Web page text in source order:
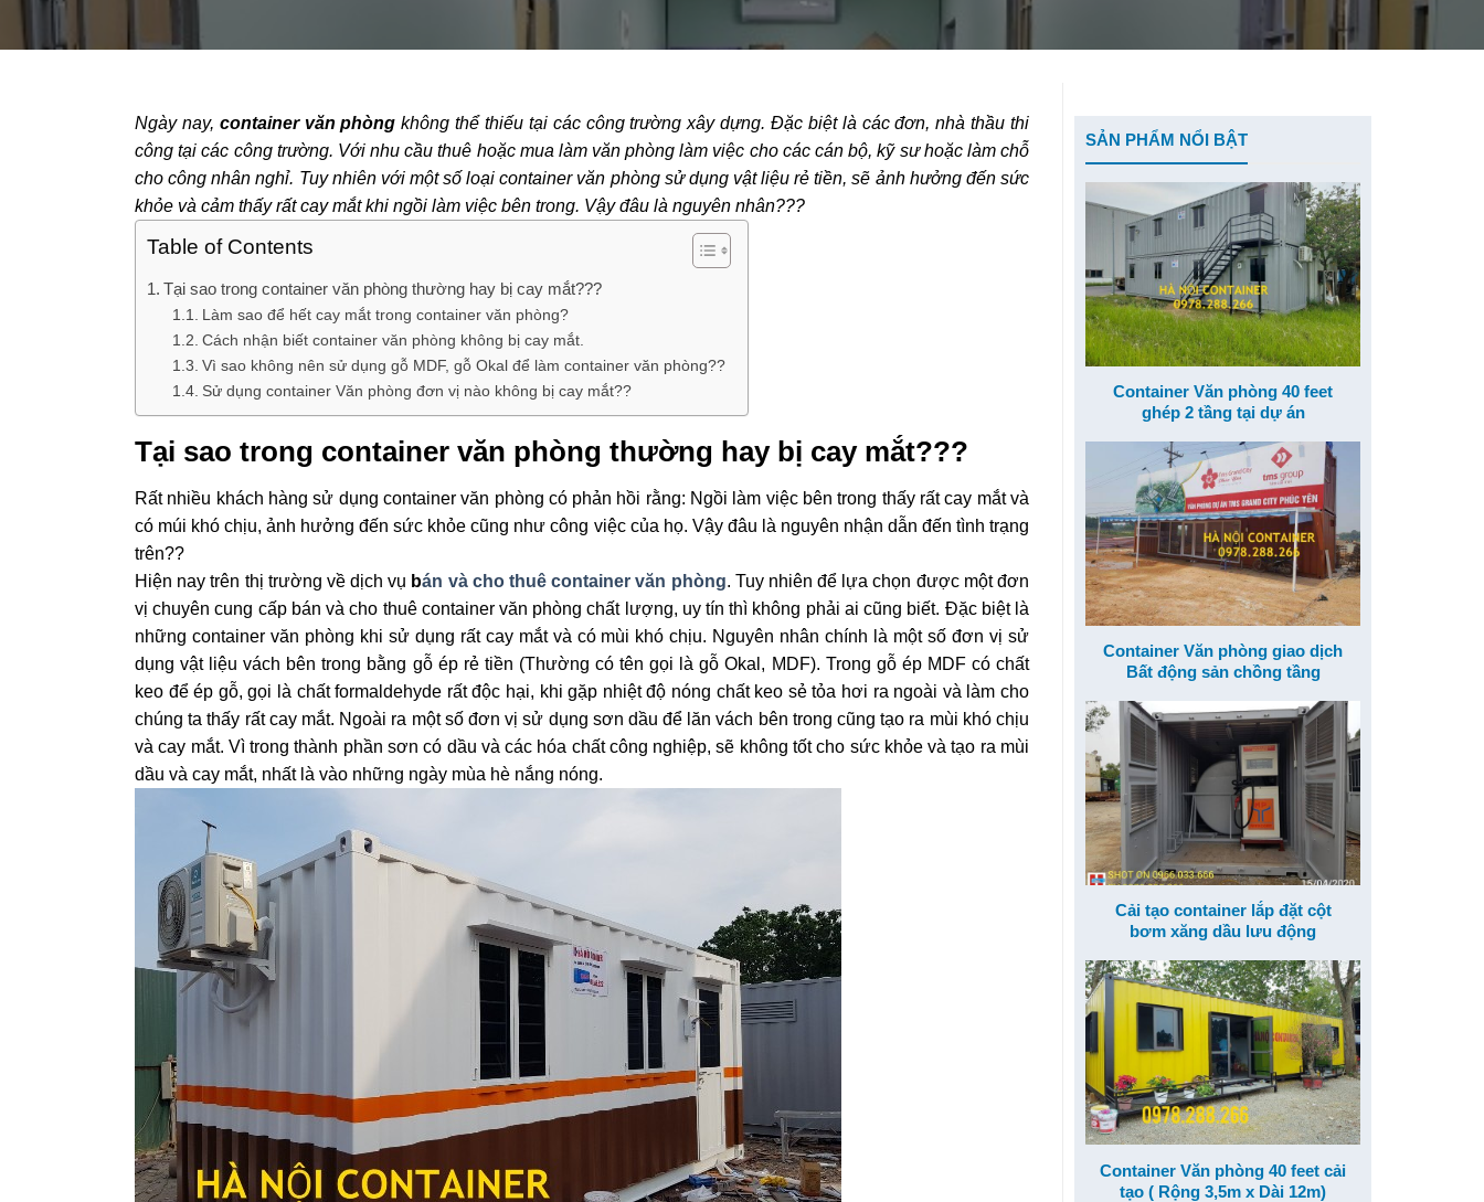
Ngày nay, container văn phòng không thể thiếu tại các công trường xây dựng. Đặc biệt là các đơn, nhà thầu thi
công tại các công trường. Với nhu cầu thuê hoặc mua làm văn phòng làm việc cho các cán bộ, kỹ sư hoặc làm chỗ
cho công nhân nghỉ. Tuy nhiên với một số loại container văn phòng sử dụng vật liệu rẻ tiền, sẽ ảnh hưởng đến sức
khỏe và cảm thấy rất cay mắt khi ngồi làm việc bên trong. Vậy đâu là nguyên nhân???
Table of Contents
Tại sao trong container văn phòng thường hay bị cay mắt???
Làm sao để hết cay mắt trong container văn phòng?
Cách nhận biết container văn phòng không bị cay mắt.
Vì sao không nên sử dụng gỗ MDF, gỗ Okal để làm container văn phòng??
Sử dụng container Văn phòng đơn vị nào không bị cay mắt??
Tại sao trong container văn phòng thường hay bị cay mắt???
Rất nhiều khách hàng sử dụng container văn phòng có phản hồi rằng: Ngồi làm việc bên trong thấy rất cay mắt và
có múi khó chịu, ảnh hưởng đến sức khỏe cũng như công việc của họ. Vậy đâu là nguyên nhận dẫn đến tình trạng
trên??
Hiện nay trên thị trường về dịch vụ bán và cho thuê container văn phòng. Tuy nhiên để lựa chọn được một đơn
vị chuyên cung cấp bán và cho thuê container văn phòng chất lượng, uy tín thì không phải ai cũng biết. Đặc biệt là
những container văn phòng khi sử dụng rất cay mắt và có mùi khó chịu. Nguyên nhân chính là một số đơn vị sử
dụng vật liệu vách bên trong bằng gỗ ép rẻ tiền (Thường có tên gọi là gỗ Okal, MDF). Trong gỗ ép MDF có chất
keo để ép gỗ, gọi là chất formaldehyde rất độc hại, khi gặp nhiệt độ nóng chất keo sẻ tỏa hơi ra ngoài và làm cho
chúng ta thấy rất cay mắt. Ngoài ra một số đơn vị sử dụng sơn dầu để lăn vách bên trong cũng tạo ra mùi khó chịu
và cay mắt. Vì trong thành phần sơn có dầu và các hóa chất công nghiệp, sẽ không tốt cho sức khỏe và tạo ra mùi
dầu và cay mắt, nhất là vào những ngày mùa hè nắng nóng.
SẢN PHẨM NỔI BẬT
Container Văn phòng 40 feet
ghép 2 tầng tại dự án
Container Văn phòng giao dịch
Bất động sản chồng tầng
Cải tạo container lắp đặt cột
bơm xăng dầu lưu động
Container Văn phòng 40 feet cải
tạo ( Rộng 3,5m x Dài 12m)